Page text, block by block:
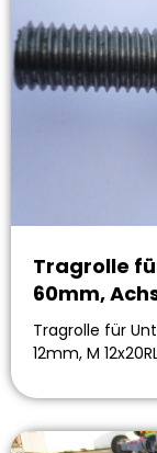
Tragrolle
60mm,
Tragrolle für
12mm, M